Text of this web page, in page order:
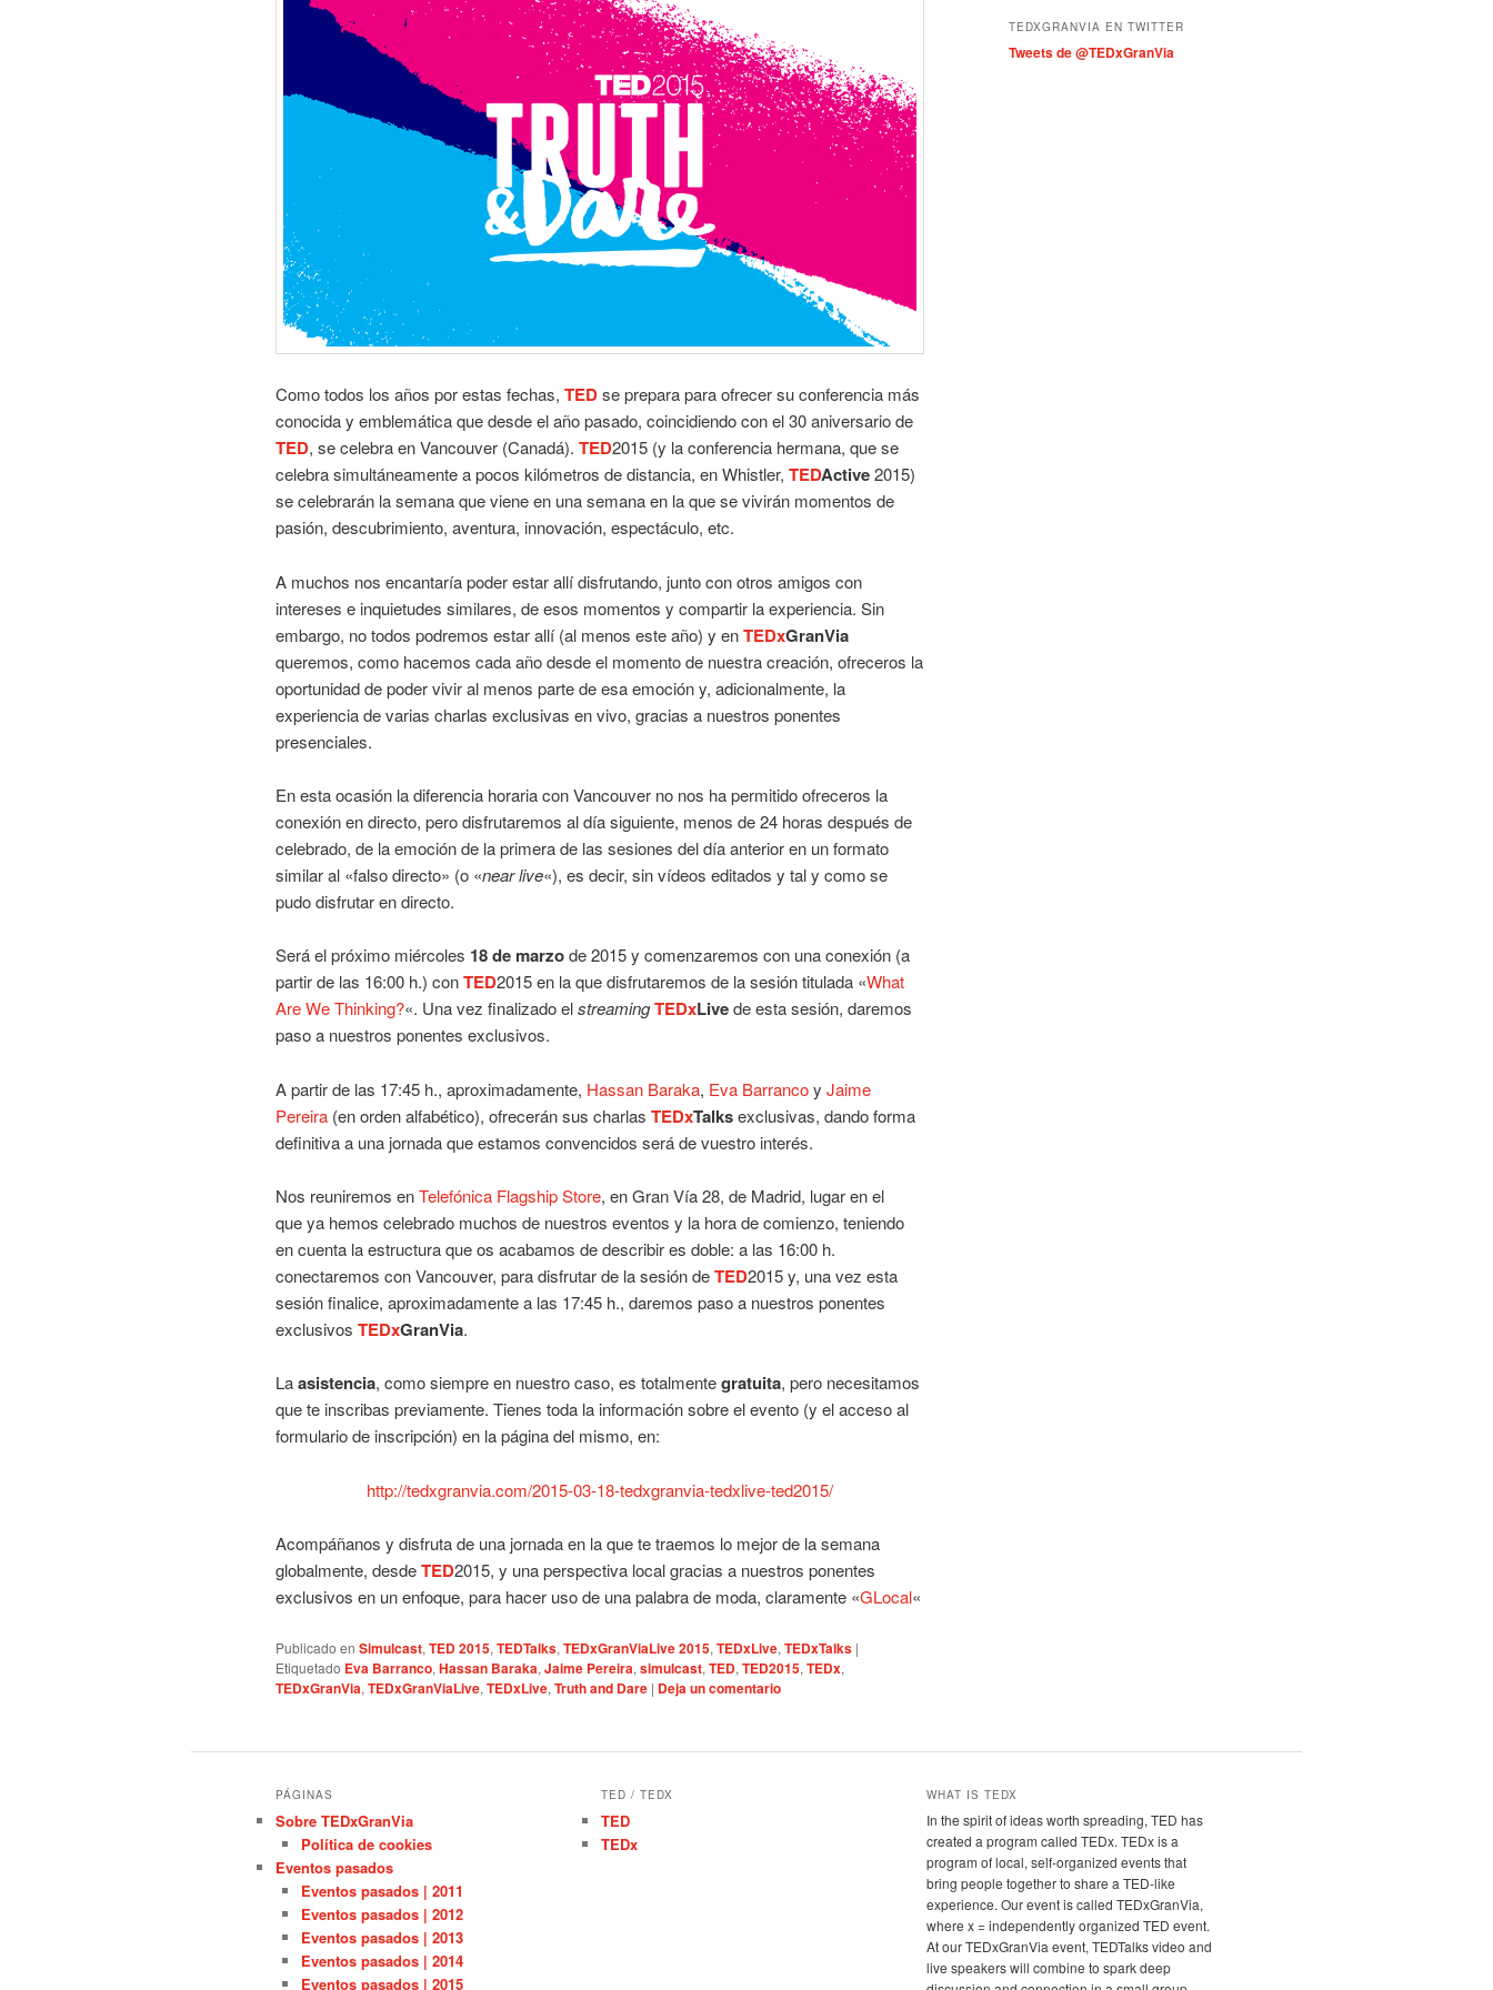
Como todos los años por estas fechas, TEDse prepara para ofrecer su conferencia más
conocida y emblemática que desde el año pasado, coincidiendo con el 30 aniversario de
TED, se celebra en Vancouver (Canadá). TED2015 (y la conferencia hermana, que se
celebra simultáneamente a pocos kilómetros de distancia, en Whistler, TEDActive2015)
se celebrarán la semana que viene en una semana en la que se vivirán momentos de
pasión, descubrimiento, aventura, innovación, espectáculo, etc.
A muchos nos encantaría poder estar allí disfrutando, junto con otros amigos con
intereses e inquietudes similares, de esos momentos y compartir la experiencia. Sin
embargo, no todos podremos estar allí (al menos este año) y enTEDxGranVia
queremos, como hacemos cada año desde el momento de nuestra creación, ofreceros la
oportunidad de poder vivir al menos parte de esa emoción y, adicionalmente, la
experiencia de varias charlas exclusivas en vivo, gracias a nuestros ponentes
presenciales.
En esta ocasión la diferencia horaria con Vancouver no nos ha permitido ofreceros la
conexión en directo, pero disfrutaremos al día siguiente, menos de 24 horas después de
celebrado, de la emoción de la primera de las sesiones del día anterior en un formato
similar al «falso directo» (o «near live«), es decir, sin vídeos editados y tal y como se
pudo disfrutar en directo.
Será el próximo miércoles 18 de marzode 2015 y comenzaremos con una conexión (a
partir de las 16:00 h.) conTED2015 en la que disfrutaremos de la sesión titulada «What
Are We Thinking?«. Una vez finalizado elstreamingTEDxLivede esta sesión, daremos
paso a nuestros ponentes exclusivos.
A partir de las 17:45 h., aproximadamente, Hassan Baraka, Eva Barrancoy Jaime
Pereira (en orden alfabético), ofrecerán sus charlas TEDxTalksexclusivas, dando forma
definitiva a una jornada que estamos convencidos será de vuestro interés.
Nos reuniremos enTelefónica Flagship Store, en Gran Vía 28, de Madrid, lugar en el
que ya hemos celebrado muchos de nuestros eventos y la hora de comienzo, teniendo
en cuenta la estructura que os acabamos de describir es doble: a las 16:00 h.
conectaremos con Vancouver, para disfrutar de la sesión deTED2015 y, una vez esta
sesión finalice, aproximadamente a las 17:45 h., daremos paso a nuestros ponentes
exclusivos TEDxGranVia.
Laasistencia, como siempre en nuestro caso, es totalmentegratuita, pero necesitamos
que te inscribas previamente. Tienes toda la información sobre el evento (y el acceso al
formulario de inscripción) en la página del mismo, en:
http://tedxgranvia.com/2015-03-18-tedxgranvia-tedxlive-ted2015/
Acompáñanos y disfruta de una jornada en la que te traemos lo mejor de la semana
globalmente, desdeTED2015, y una perspectiva local gracias a nuestros ponentes
exclusivos en un enfoque, para hacer uso de una palabra de moda, claramente «GLocal«
Publicado en Simulcast, TED 2015, TEDTalks, TEDxGranViaLive 2015, TEDxLive, TEDxTalks |
Etiquetado Eva Barranco, Hassan Baraka, Jaime Pereira, simulcast, TED, TED2015, TEDx,
TEDxGranVia, TEDxGranViaLive, TEDxLive, Truth and Dare | Deja un comentario
a
s
TEDXGRANVIA EN TWITTER
Tweets de @TEDxGranVia
PÁGINAS
Sobre TEDxGranVia
Política de cookies
Eventos pasados
Eventos pasados | 2011
Eventos pasados | 2012
Eventos pasados | 2013
Eventos pasados | 2014
Eventos pasados | 2015
TED / TEDX
TED
TEDx
WHAT IS TEDX
In the spirit of ideas worth spreading, TED has
created a program called TEDx. TEDx is a
program of local, self-organized events that
bring people together to share a TED-like
experience. Our event is called TEDxGranVia,
where x = independently organized TED event.
At our TEDxGranVia event, TEDTalks video and
live speakers will combine to spark deep